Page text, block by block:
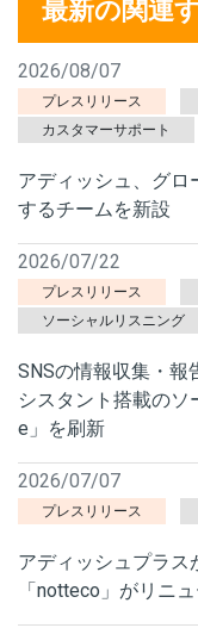
最新の関連
2026/08/07
プレスリリース
カスタマーサポート
アディッシュ、グロ
するチームを新設
2026/07/22
プレスリリース
ソーシャルリスニング
SNSの情報収集・報
シスタント搭載の
e」を刷新
2026/07/07
プレスリリース
アディッシュプラス
「notteco」がリニ